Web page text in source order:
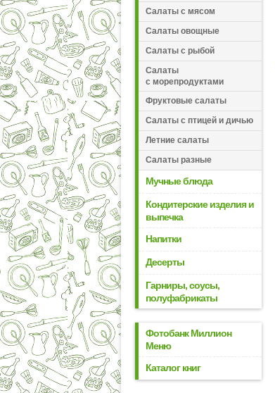
Салаты с мясом
Салаты овощные
Салаты с рыбой
Салаты
с морепродуктами
Фруктовые салаты
Салаты с птицей и дичью
Летние салаты
Салаты разные
Мучные блюда
Кондитерские изделия и
выпечка
Напитки
Десерты
Гарниры, соусы,
полуфабрикаты
Фотобанк Миллион
Меню
Каталог книг